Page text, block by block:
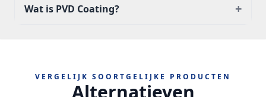
Wat is PVD Coating? +
VERGELIJK SOORTGELIJKE PRODUCTEN
Alternatieven